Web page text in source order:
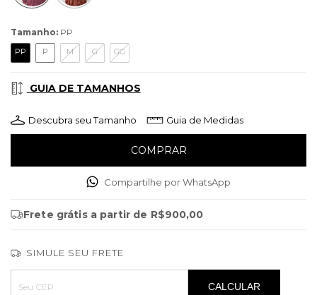
Tamanho: PP
PP P M G GG
GUIA DE TAMANHOS
Descubra seu Tamanho Guia de Medidas
Compartilhe por WhatsApp
Frete grátis a partir de R$900,00
SIMULE SEU FRETE
Entregas para o CEP:
ALTERAR CEP
CALCULAR